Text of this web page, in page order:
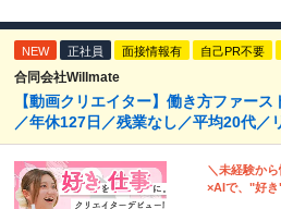
NEW 正社員 面接情報有 自己PR不要
合同会社Willmate
【動画クリエイター】働き方ファー
／年休127日／残業なし／平均20代／
＼未経験か
×AIで、"好き